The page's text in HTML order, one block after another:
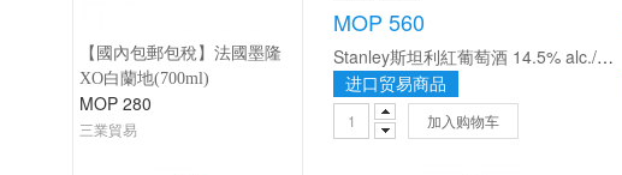
【國內包郵包稅】法國墨隆
XO白蘭地(700ml)
MOP 280
三業貿易
MOP 560
Stanley斯坦利紅葡萄酒 14.5% alc./vol 750ml/瓶
进口贸易商品
加入购物车